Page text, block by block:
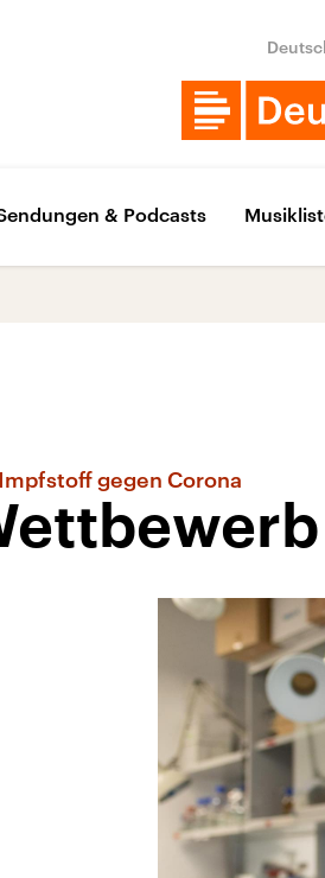
& Podcasts
gegen Corona